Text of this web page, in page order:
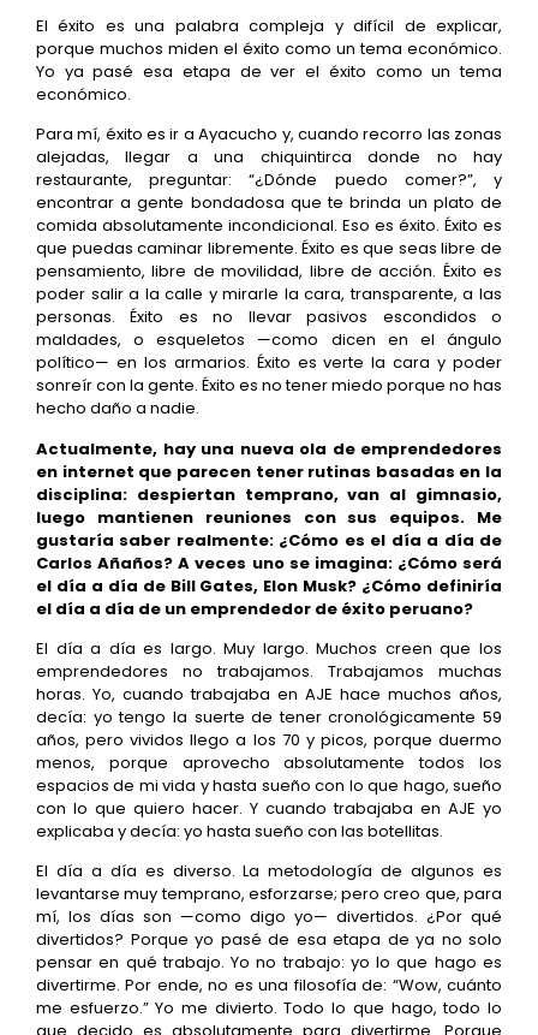
El éxito es una palabra compleja y difícil de explicar,
porque muchos miden el éxito como un tema económico.
Yo ya pasé esa etapa de ver el éxito como un tema
económico.
Para mí, éxito es ir a Ayacucho y, cuando recorro las zonas
alejadas, llegar a una chiquintirca donde no hay
restaurante, preguntar: “¿Dónde puedo comer?”, y
encontrar a gente bondadosa que te brinda un plato de
comida absolutamente incondicional. Eso es éxito. Éxito es
que puedas caminar libremente. Éxito es que seas libre de
pensamiento, libre de movilidad, libre de acción. Éxito es
poder salir a la calle y mirarle la cara, transparente, a las
personas. Éxito es no llevar pasivos escondidos o
maldades, o esqueletos —como dicen en el ángulo
político— en los armarios. Éxito es verte la cara y poder
sonreír con la gente. Éxito es no tener miedo porque no has
hecho daño a nadie.
Actualmente, hay una nueva ola de emprendedores
en internet que parecen tener rutinas basadas en la
disciplina: despiertan temprano, van al gimnasio,
luego mantienen reuniones con sus equipos. Me
gustaría saber realmente: ¿Cómo es el día a día de
Carlos Añaños? A veces uno se imagina: ¿Cómo será
el día a día de Bill Gates, Elon Musk? ¿Cómo definiría
el día a día de un emprendedor de éxito peruano?
El día a día es largo. Muy largo. Muchos creen que los
emprendedores no trabajamos. Trabajamos muchas
horas. Yo, cuando trabajaba en AJE hace muchos años,
decía: yo tengo la suerte de tener cronológicamente 59
años, pero vividos llego a los 70 y picos, porque duermo
menos, porque aprovecho absolutamente todos los
espacios de mi vida y hasta sueño con lo que hago, sueño
con lo que quiero hacer. Y cuando trabajaba en AJE yo
explicaba y decía: yo hasta sueño con las botellitas.
El día a día es diverso. La metodología de algunos es
levantarse muy temprano, esforzarse; pero creo que, para
mí, los días son —como digo yo— divertidos. ¿Por qué
divertidos? Porque yo pasé de esa etapa de ya no solo
pensar en qué trabajo. Yo no trabajo: yo lo que hago es
divertirme. Por ende, no es una filosofía de: “Wow, cuánto
me esfuerzo.” Yo me divierto. Todo lo que hago, todo lo